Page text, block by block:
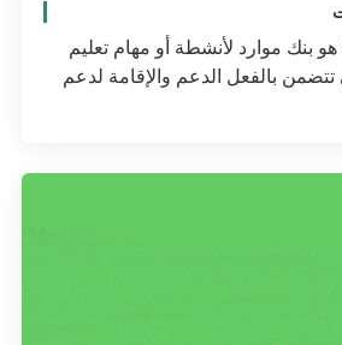
GIVE Activity Bank هو بنك موارد لأنشطة أو مهام تعليم
تتضمن بالفعل الدعم والإقامة لدعم